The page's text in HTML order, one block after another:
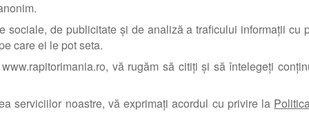
sociale, de publicitate și de analiză a traficului informații cu
care ei le pot seta.
vă rugăm să citiți și să întelegeți
serviciilor noastre, vă exprimați acordul cu privire la